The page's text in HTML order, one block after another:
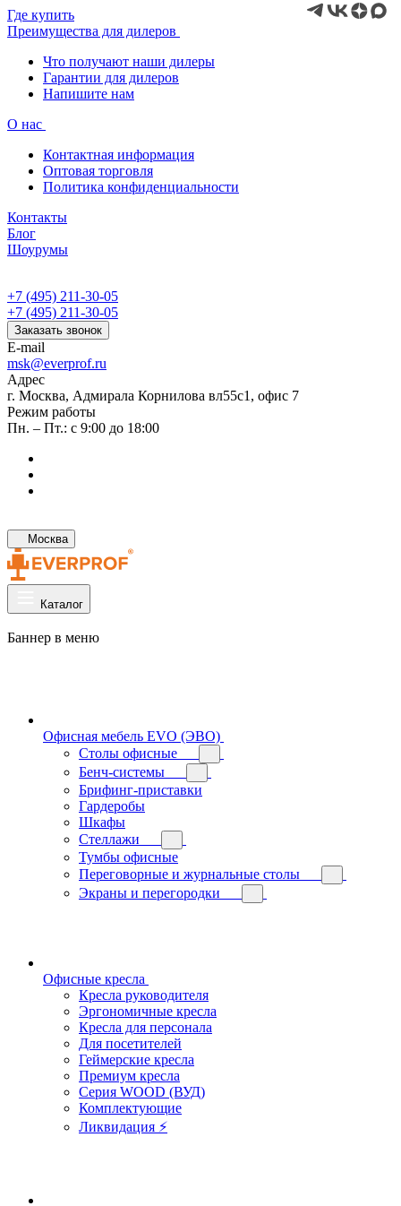
Где купить
Преимущества для дилеров
Что получают наши дилеры
Гарантии для дилеров
Напишите нам
О нас
Контактная информация
Оптовая торговля
Политика конфиденциальности
Контакты
Блог
Шоурумы
+7 (495) 211-30-05
+7 (495) 211-30-05
Заказать звонок
E-mail
msk@everprof.ru
Адрес
г. Москва, Адмирала Корнилова вл55с1, офис 7
Режим работы
Пн. – Пт.: с 9:00 до 18:00
Москва
Каталог
Баннер в меню
Офисная мебель EVO (ЭВО)
Cтолы офисные
Бенч-системы
Брифинг-приставки
Гардеробы
Шкафы
Стеллажи
Тумбы офисные
Переговорные и журнальные столы
Экраны и перегородки
Офисные кресла
Кресла руководителя
Эргономичные кресла
Кресла для персонала
Для посетителей
Геймерские кресла
Премиум кресла
Серия WOOD (ВУД)
Комплектующие
Ликвидация ⚡